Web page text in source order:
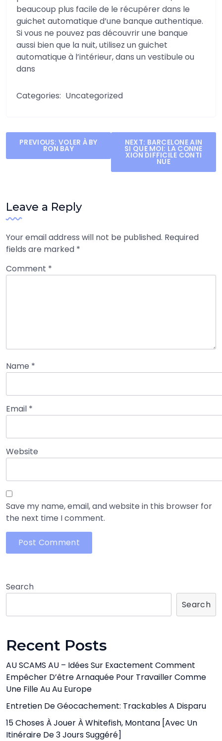
beaucoup plus facile de le récupérer dans le
guichet automatique d’une banque authentique.
Si vous ne pouvez pas découvrir une banque
aussi bien que la nuit, utilisez un guichet
automatique à l’intérieur, dans un vestibule ou
dans
Categories: Uncategorized
Post
navigation
PREVIOUS: VOLER À BY
RON BAY
NEXT: BARCELONE AIN
SI QUE MOI: LA CONNE
XION DIFFICILE CONTI
NUE
Leave a Reply
Your email address will not be published. Required
fields are marked *
Comment *
Name *
Email *
Website
Save my name, email, and website in this browser for
the next time I comment.
Search
Search
Recent Posts
AU SCAMS AU – Idées Sur Exactement Comment
Empêcher D’être Arnaquée Pour Travailler Comme
Une Fille Au Au Europe
Entretien De Géocachement: Trackables A Disparu
15 Choses À Jouer À Whitefish, Montana [avec Un
Itinéraire De 3 Jours Suggéré]